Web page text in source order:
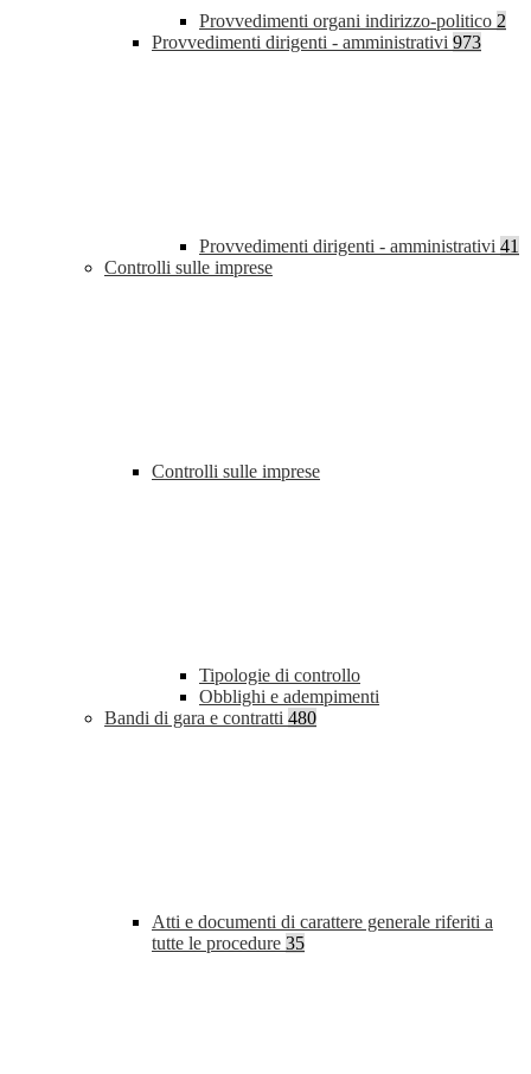
Provvedimenti organi indirizzo-politico 2
Provvedimenti dirigenti - amministrativi 973
Provvedimenti dirigenti - amministrativi 41
Controlli sulle imprese
Controlli sulle imprese
Tipologie di controllo
Obblighi e adempimenti
Bandi di gara e contratti 480
Atti e documenti di carattere generale riferiti a
tutte le procedure 35